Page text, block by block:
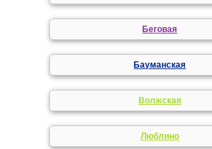
Беговая
Бауманская
Волжская
Люблино